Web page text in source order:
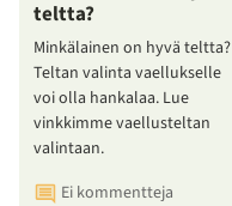
teltta?
Minkälainen on hyvä teltta?
Teltan valinta vaellukselle
voi olla hankalaa. Lue
vinkkimme vaellusteltan
valintaan.
Ei kommentteja